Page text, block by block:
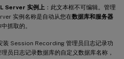
Server 实例上 ：此文本框不可编辑。管理
实例名称是自动从您在数据库和服务器
抓取的。
装 Session Recording 管理员日志记录功
员日志记录数据库的自定义数据库名称，